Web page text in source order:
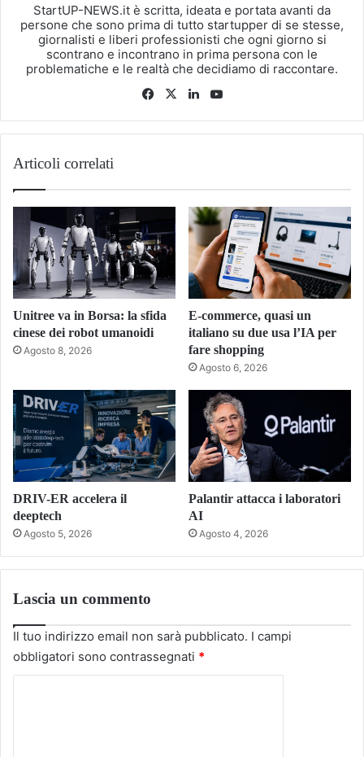
StartUP-NEWS.it è scritta, ideata e portata avanti da
persone che sono prima di tutto startupper di se stesse,
giornalisti e liberi professionisti che ogni giorno si
scontrano e incontrano in prima persona con le
problematiche e le realtà che decidiamo di raccontare.
Facebook
X LinkedIn
Articoli correlati
Unitree va in Borsa: la sfida
cinese dei robot umanoidi
Agosto 8, 2026
E-commerce, quasi un
italiano su due usa l’IA per
fare shopping
Agosto 6, 2026
DRIV-ER accelera il
deeptech
Agosto 5, 2026
Palantir attacca i laboratori
AI
Agosto 4, 2026
Lascia un commento
Il tuo indirizzo email non sarà pubblicato. I campi
obbligatori sono contrassegnati *